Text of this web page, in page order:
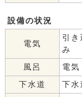
設備の状況
電気
引き
み
風呂 電気
下水道 下水